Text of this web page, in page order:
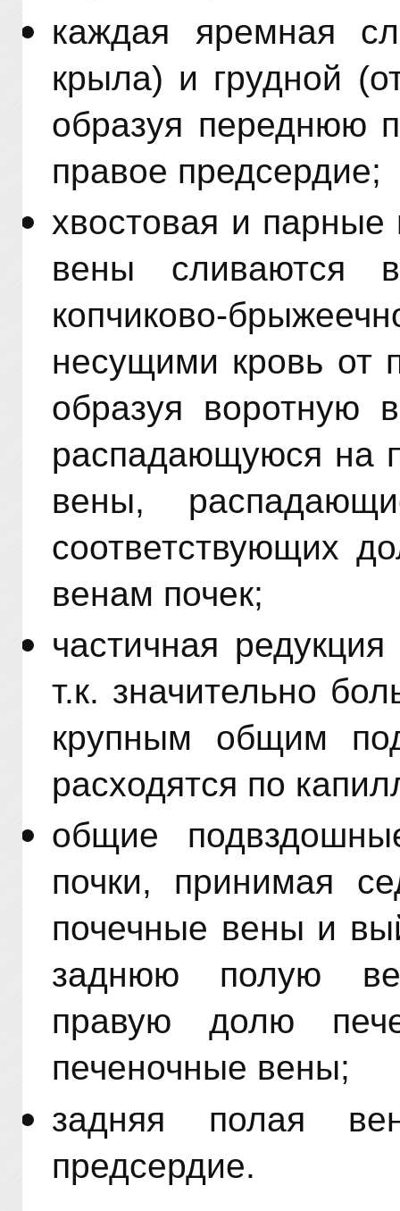
каждая яремная
крыла) и грудной
образуя переднюю
правое предсердие;
хвостовая и
вены сливаются
копчиково-
несущими кровь от
образуя воротную
распадающуюся на
вены,
соответствующих
венам почек;
частичная
т.к. значительно
крупным общим
расходятся по
общие
почки, принимая
почечные вены и
заднюю полую
правую долю
печеночные вены;
задняя полая
предсердие.